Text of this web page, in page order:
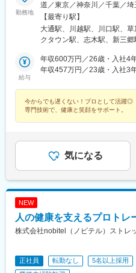
勤務地
道／東京／神奈川／千葉／
／岐阜／福岡／広島／岡山
埼玉、大阪など◎勤務地の
手当（上限35万円まで）※規
由が丘・幡ヶ谷 ・下高井戸
沢・千歳烏山・恵比寿・
口・ひばりが丘パルコ・仙
吉・上大岡京急└千葉：イオ
トアロード・三宮・デュオこ
姫路・イオンモール神戸北└
【最寄り駅】
大通駅、川越駅、川口駅、
クタウン駅、志木駅、新三
田馬場駅、吉祥寺駅、池袋駅
駅、新宿駅(東京メトロ)、南
駅(東京都)、六本木駅、木場
日本橋駅(東京都)、高円寺駅
学駅、相模大野駅、武蔵溝
みなとみらい駅、新百合ケ
川駅、中央林間駅、石川町
川県)、東戸塚駅、モレラ岐
古屋駅、栄駅(愛知県)、久屋
ム前矢田駅、黒田駅(愛知県)
駅、稲沢駅、豊橋駅、南大高
六名駅、瀬田駅(滋賀県)、東
葉駅、近鉄日本橋駅、十三駅
阪阿部野橋駅、東梅田駅、な
給与
年収600万円／26歳・入社4
年収457万円／23歳・入社3
今からでも遅くない！プロとして活躍◎
専門技術で、健康と笑顔をサポート。
気になる
NEW
人の健康を支えるプロト
株式会社nobitel（ノビテル）ストレ
正社員 転勤なし 5名以上採用